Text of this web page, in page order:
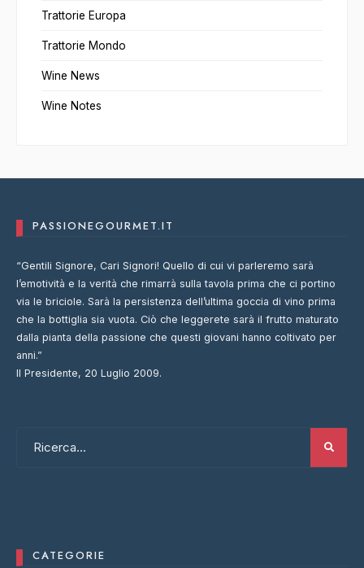
Trattorie Europa
Trattorie Mondo
Wine News
Wine Notes
PASSIONEGOURMET.IT
“Gentili Signore, Cari Signori! Quello di cui vi parleremo sarà
l’emotività e la verità che rimarrà sulla tavola prima che ci portino
via le briciole. Sarà la persistenza dell’ultima goccia di vino prima
che la bottiglia sia vuota. Ciò che leggerete sarà il frutto maturato
dalla pianta della passione che questi giovani hanno coltivato per
anni.”
Il Presidente, 20 Luglio 2009.
CATEGORIE